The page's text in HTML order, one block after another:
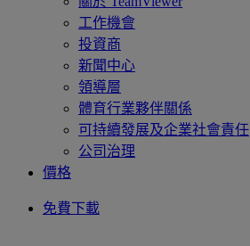
工作機會
投資商
新聞中心
領導層
體育行業夥伴關係
可持續發展及企業社會責任
公司治理
價格
免費下載